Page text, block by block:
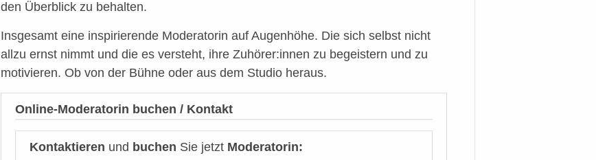
den Überblick zu behalten.
Insgesamt eine inspirierende Moderatorin auf Augenhöhe. Die sich selbst nicht
allzu ernst nimmt und die es versteht, ihre Zuhörer:innen zu begeistern und zu
motivieren. Ob von der Bühne oder aus dem Studio heraus.
Online-Moderatorin buchen / Kontakt
Kontaktieren und buchen Sie jetzt Moderatorin: